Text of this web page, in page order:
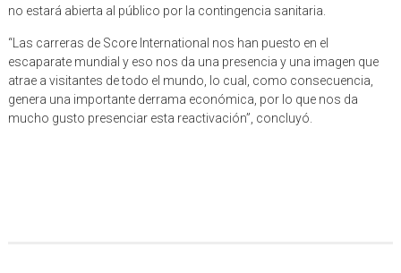
no estará abierta al público por la contingencia sanitaria.
“Las carreras de Score International nos han puesto en el
escaparate mundial y eso nos da una presencia y una imagen que
atrae a visitantes de todo el mundo, lo cual, como consecuencia,
genera una importante derrama económica, por lo que nos da
mucho gusto presenciar esta reactivación”, concluyó.